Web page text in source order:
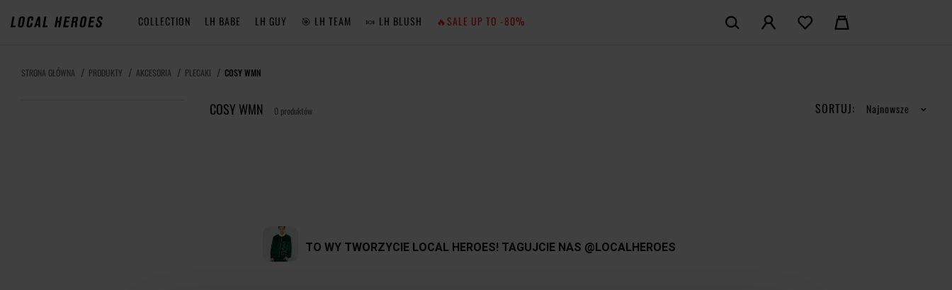
COLLECTION LH BABE LH GUY 🎯 LH TEAM 🍬 LH BLUSH 🔥SALE UP TO -80%
STRONA GŁÓWNA PRODUKTY AKCESORIA PLECAKI COSY WMN
COSY WMN 0 produktów SORTUJ: Najnowsze